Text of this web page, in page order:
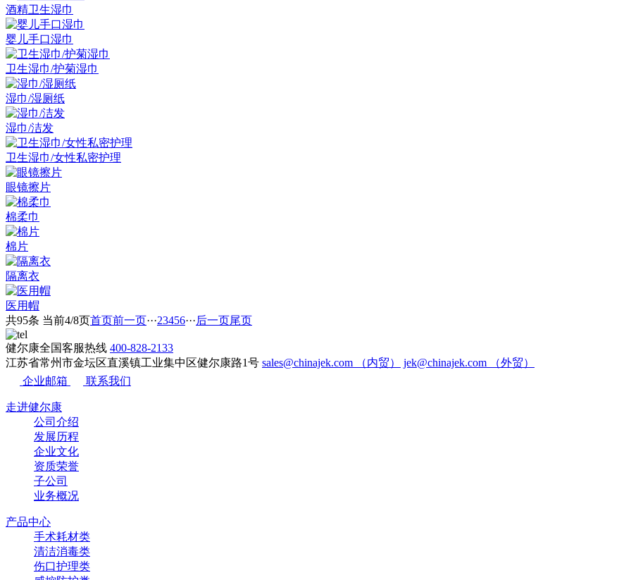
酒精卫生湿巾
婴儿手口湿巾
卫生湿巾/护菊湿巾
湿巾/湿厕纸
湿巾/洁发
卫生湿巾/女性私密护理
眼镜擦片
棉柔巾
棉片
隔离衣
医用帽
共95条 当前4/8页首页前一页···23456···后一页尾页
健尔康全国客服热线 400-828-2133
江苏省常州市金坛区直溪镇工业集中区健尔康路1号 sales@chinajek.com （内贸）
jek@chinajek.com （外贸）
企业邮箱
联系我们
走进健尔康
公司介绍
发展历程
企业文化
资质荣誉
子公司
业务概况
产品中心
手术耗材类
清洁消毒类
伤口护理类